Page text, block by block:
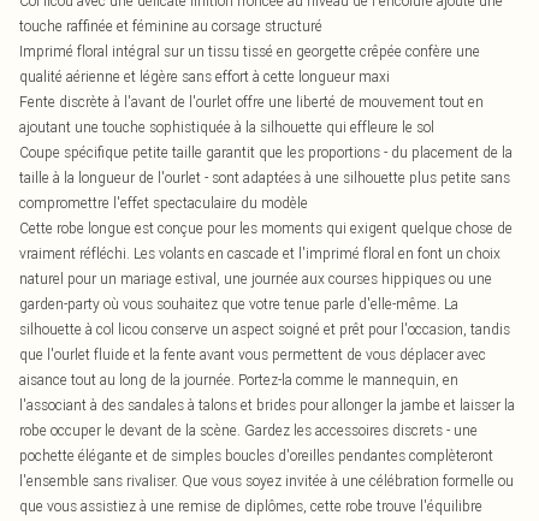
touche raffinée et féminine au corsage structuré
Imprimé floral intégral sur un tissu tissé en georgette crêpée confère une
qualité aérienne et légère sans effort à cette longueur maxi
Fente discrète à l'avant de l'ourlet offre une liberté de mouvement tout en
ajoutant une touche sophistiquée à la silhouette qui effleure le sol
Coupe spécifique petite taille garantit que les proportions - du placement de la
taille à la longueur de l'ourlet - sont adaptées à une silhouette plus petite sans
compromettre l'effet spectaculaire du modèle
Cette robe longue est conçue pour les moments qui exigent quelque chose de
vraiment réfléchi. Les volants en cascade et l'imprimé floral en font un choix
naturel pour un mariage estival, une journée aux courses hippiques ou une
garden-party où vous souhaitez que votre tenue parle d'elle-même. La
silhouette à col licou conserve un aspect soigné et prêt pour l'occasion, tandis
que l'ourlet fluide et la fente avant vous permettent de vous déplacer avec
aisance tout au long de la journée. Portez-la comme le mannequin, en
l'associant à des sandales à talons et brides pour allonger la jambe et laisser la
robe occuper le devant de la scène. Gardez les accessoires discrets - une
pochette élégante et de simples boucles d'oreilles pendantes complèteront
l'ensemble sans rivaliser. Que vous soyez invitée à une célébration formelle ou
que vous assistiez à une remise de diplômes, cette robe trouve l'équilibre